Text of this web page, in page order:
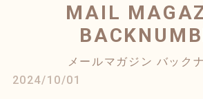
MAIL
メールマガジン バック
2024/10/01